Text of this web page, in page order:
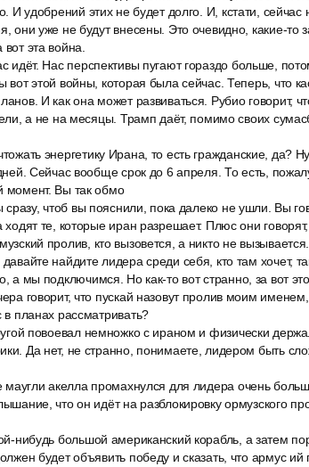
И удобрений этих не будет долго. И, кстати,
они уже не будут внесены. Это очевидно, какие-то
эта война.
идёт. Нас перспективы пугают гораздо больше,
вот этой войны, которая была сейчас. Теперь, что
И как она может развиваться. Рубио говорит,
а не на месяцы. Трамп даёт, помимо своих
энергетику Ирана, то есть гражданские, да?
Сейчас вообще срок до 6 апреля. То есть,
момент. Вы так обмо
сразу, чтоб вы пояснили, пока далеко не ушли. Вы
ходят те, которые иран разрешает. Плюс они говорят,
пролив, кто вызовется, а никто не
найдите лидера среди себя, кто там хочет,
а мы подключимся. Но как-то вот странно, за вот
говорит, что пускай назовут пролив моим
планах рассматривать?
повоевал немножко с ираном и физически
Да нет, не странно, понимаете, лидером быть
маугли акелла промахнулся для лидера очень
что он идёт на разблокировку ормузского
нибудь большой американский корабль, а затем
будет объявить победу и сказать, что армус ий